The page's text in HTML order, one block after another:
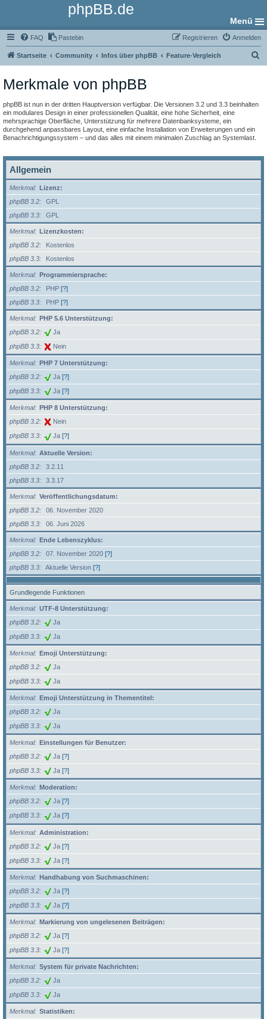
phpBB.de
Menü
FAQ Pastebin Anmelden
Registrieren
Startseite Community Infos über phpBB Feature-Vergleich
Merkmale von phpBB
phpBB ist nun in der dritten Hauptversion verfügbar. Die Versionen 3.2 und 3.3 beinhalten
ein modulares Design in einer professionellen Qualität, eine hohe Sicherheit, eine
mehrsprachige Oberfläche, Unterstützung für mehrere Datenbanksysteme, ein
durchgehend anpassbares Layout, eine einfache Installation von Erweiterungen und ein
Benachrichtigungssystem – und das alles mit einem minimalen Zuschlag an Systemlast.
Allgemein
Merkmal
Lizenz:
phpBB 3.2
GPL
phpBB 3.3
GPL
Merkmal
Lizenzkosten:
phpBB 3.2
Kostenlos
phpBB 3.3
Kostenlos
Merkmal
Programmiersprache:
phpBB 3.2
PHP [?]
phpBB 3.3
PHP [?]
Merkmal
PHP 5.6 Unterstützung:
phpBB 3.2
Ja
phpBB 3.3 Nein
Merkmal
PHP 7 Unterstützung:
phpBB 3.2
Ja [?]
phpBB 3.3 Ja [?]
Merkmal
PHP 8 Unterstützung:
phpBB 3.2
Nein
phpBB 3.3 Ja [?]
Merkmal
Aktuelle Version:
phpBB 3.2
3.2.11
phpBB 3.3
3.3.17
Merkmal
Veröffentlichungsdatum:
phpBB 3.2
06. November 2020
phpBB 3.3
06. Juni 2026
Merkmal
Ende Lebenszyklus:
phpBB 3.2
07. November 2020 [?]
phpBB 3.3
Aktuelle Version [?]
Grundlegende Funktionen
Merkmal
UTF-8 Unterstützung:
phpBB 3.2
Ja
phpBB 3.3 Ja
Merkmal
Emoji Unterstützung:
phpBB 3.2
Ja
phpBB 3.3 Ja
Merkmal
Emoji Unterstützung in Thementitel:
phpBB 3.2
Ja
phpBB 3.3 Ja
Merkmal
Einstellungen für Benutzer:
phpBB 3.2
Ja [?]
phpBB 3.3 Ja [?]
Merkmal
Moderation:
phpBB 3.2
Ja [?]
phpBB 3.3 Ja [?]
Merkmal
Administration:
phpBB 3.2
Ja [?]
phpBB 3.3 Ja [?]
Merkmal
Handhabung von Suchmaschinen:
phpBB 3.2
Ja [?]
phpBB 3.3 Ja [?]
Merkmal
Markierung von ungelesenen Beiträgen:
phpBB 3.2
Ja [?]
phpBB 3.3 Ja [?]
Merkmal
System für private Nachrichten:
phpBB 3.2
Ja
phpBB 3.3 Ja
Merkmal
Statistiken: